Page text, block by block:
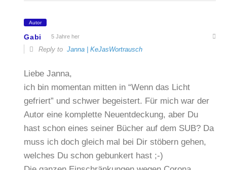
Autor
Gabi 5 Jahre her
Reply toJanna | KeJasWortrausch
Liebe Janna,
ich bin momentan mitten in “Wenn das Licht
gefriert” und schwer begeistert. Für mich war der
Autor eine komplette Neuentdeckung, aber Du
hast schon eines seiner Bücher auf dem SUB? Da
muss ich doch gleich mal bei Dir stöbern gehen,
welches Du schon gebunkert hast ;-)